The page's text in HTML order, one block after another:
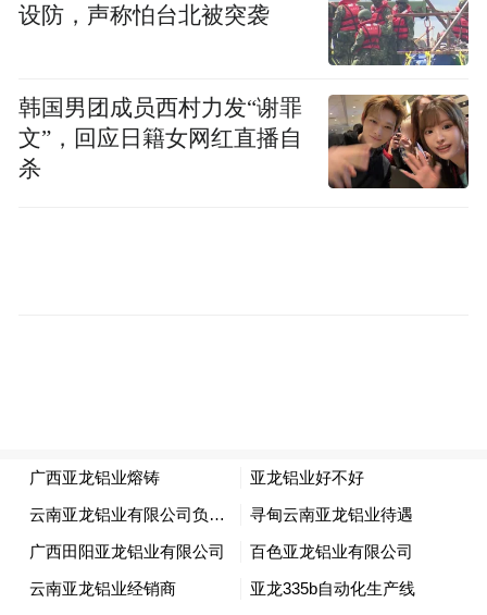
在“沙龙深度研讨”环节，智联招聘青岛分公
司总经理杜学罡就“第三方人力资源公司视角
下的人才工作”为话题进行分享，万宝盛华大
中华区合伙人、青岛万宝卓华企业管理咨询
设防，声称怕台北被突袭
韩国男团成员西村力发“谢罪
文”，回应日籍女网红直播自
杀